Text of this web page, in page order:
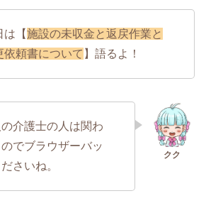
は【施設の未収金と返戻作業と
依頼書について 】語るよ！
介護士の人は関わ
でブラウザーバッ
さいね。